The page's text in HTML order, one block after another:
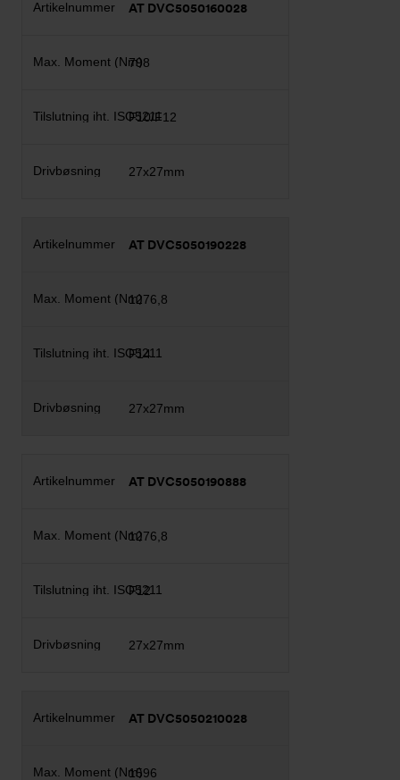
AT DVC5050160028
798
F10/F12
27x27mm
AT DVC5050190228
1276,8
F14
27x27mm
AT DVC5050190888
1276,8
F12
27x27mm
AT DVC5050210028
1596